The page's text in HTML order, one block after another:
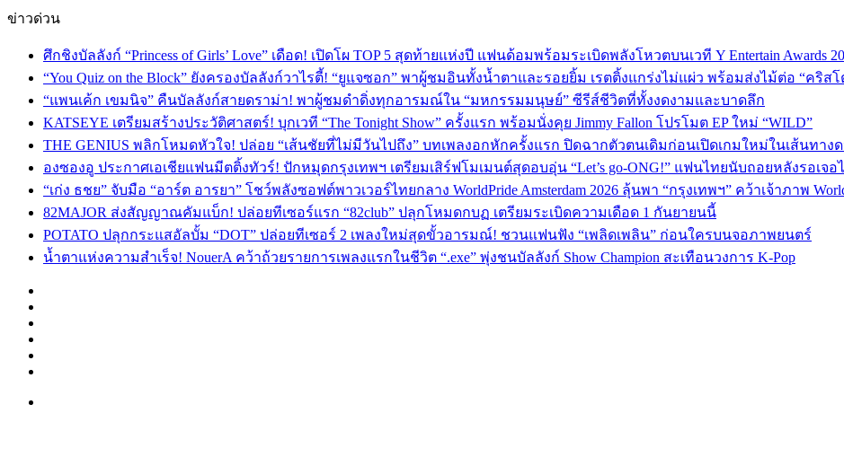
ข่าวด่วน
ศึกชิงบัลลังก์ “Princess of Girls’ Love” เดือด! เปิดโผ TOP 5 สุดท้ายแห่งปี แฟนด้อมพร้อมระเบิดพลังโหวตบนเวที Y Entertain Awards
“You Quiz on the Block” ยังครองบัลลังก์วาไรตี้! “ยูแจซอก” พาผู้ชมอินทั้งน้ำตาและรอยยิ้ม เรตติ้งแกร่งไม่แผ่ว พร้อมส่งไม้ต่อ “คริ
“แพนเค้ก เขมนิจ” คืนบัลลังก์สายดราม่า! พาผู้ชมดำดิ่งทุกอารมณ์ใน “มหกรรมมนุษย์” ซีรีส์ชีวิตที่ทั้งงดงามและบาดลึก
KATSEYE เตรียมสร้างประวัติศาสตร์! บุกเวที “The Tonight Show” ครั้งแรก พร้อมนั่งคุย Jimmy Fallon โปรโมต EP ใหม่ “WILD”
THE GENIUS พลิกโหมดหัวใจ! ปล่อย “เส้นชัยที่ไม่มีวันไปถึง” บทเพลงอกหักครั้งแรก ปิดฉากตัวตนเดิมก่อนเปิดเกมใหม่ในเส้นทาง
องซองอู ประกาศเอเชียแฟนมีตติ้งทัวร์! ปักหมุดกรุงเทพฯ เตรียมเสิร์ฟโมเมนต์สุดอบอุ่น “Let’s go-ONG!” แฟนไทยนับถอยหลังรอเจอ
“เก่ง ธชย” จับมือ “อาร์ต อารยา” โชว์พลังซอฟต์พาวเวอร์ไทยกลาง WorldPride Amsterdam 2026 ลุ้นพา “กรุงเทพฯ” คว้าเจ้าภาพ
82MAJOR ส่งสัญญาณคัมแบ็ก! ปล่อยทีเซอร์แรก “82club” ปลุกโหมดกบฏ เตรียมระเบิดความเดือด 1 กันยายนนี้
POTATO ปลุกกระแสอัลบั้ม “DOT” ปล่อยทีเซอร์ 2 เพลงใหม่สุดขั้วอารมณ์! ชวนแฟนฟัง “เพลิดเพลิน” ก่อนใครบนจอภาพยนตร์
น้ำตาแห่งความสำเร็จ! NouerA คว้าถ้วยรายการเพลงแรกในชีวิต “.exe” พุ่งชนบัลลังก์ Show Champion สะเทือนวงการ K‑Pop